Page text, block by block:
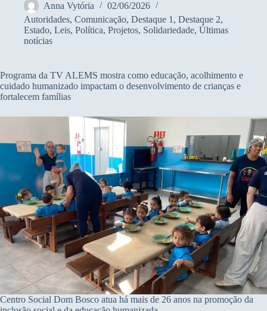
Anna Vytória
02/06/2026
Autoridades, Comunicação, Destaque 1 , Destaque 2,
Estado, Leis, Política, Projetos, Solidariedade, Últimas
notícias
Programa da TV ALEMS mostra como educação, acolhimento e
cuidado humanizado impactam o desenvolvimento de crianças e
fortalecem famílias
Centro Social Dom Bosco atua há mais de 26 anos na promoção da